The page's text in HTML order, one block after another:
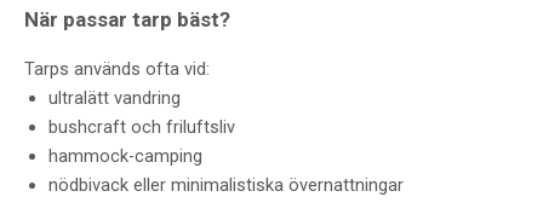
När passar tarp bäst?
Tarps används ofta vid:
ultralätt vandring
bushcraft och friluftsliv
hammock-camping
nödbivack eller minimalistiska övernattningar